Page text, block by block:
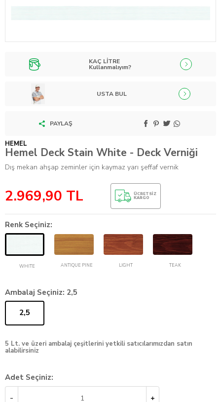
KAÇ LİTRE
Kullanmalıyım?
USTA BUL
PAYLAŞ
HEMEL
Hemel Deck Stain White - Deck Verniği
Dış mekan ahşap zeminler için kaymaz yarı şeffaf vernik
2.969,90 TL ÜCRETSIZ
KARGO
Renk Seçiniz:
WHITE ANTIQUE PINE LIGHT TEAK
Ambalaj Seçiniz: 2,5
2,5
5 Lt. ve üzeri ambalaj çeşitlerini yetkili satıcılarımızdan satın
alabilirsiniz
Adet Seçiniz: